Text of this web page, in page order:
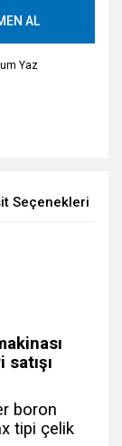
AL
Yaz
Seçenekleri
boron
tipi çelik